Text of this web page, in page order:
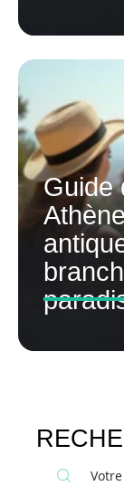
Guide